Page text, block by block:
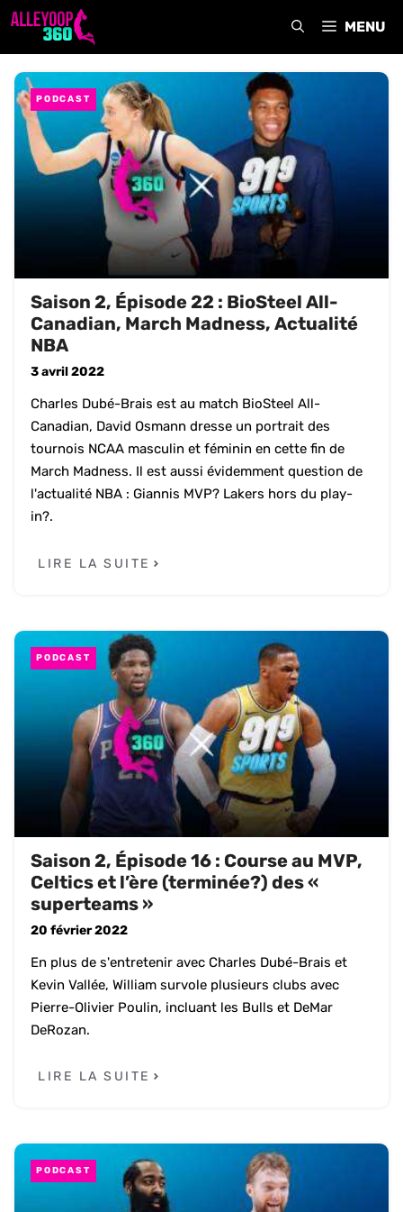
Aller
MENU
PODCAST
Saison 2, Épisode 22 : BioSteel All-
Canadian, March Madness, Actualité
NBA
3 avril 2022
Charles Dubé-Brais est au match BioSteel All-
Canadian, David Osmann dresse un portrait des
tournois NCAA masculin et féminin en cette fin de
March Madness. Il est aussi évidemment question de
l'actualité NBA : Giannis MVP? Lakers hors du play-
in?.
LIRE LA SUITE
PODCAST
Saison 2, Épisode 16 : Course au MVP,
Celtics et l’ère (terminée?) des «
superteams »
20 février 2022
En plus de s'entretenir avec Charles Dubé-Brais et
Kevin Vallée, William survole plusieurs clubs avec
Pierre-Olivier Poulin, incluant les Bulls et DeMar
DeRozan.
LIRE LA SUITE
PODCAST